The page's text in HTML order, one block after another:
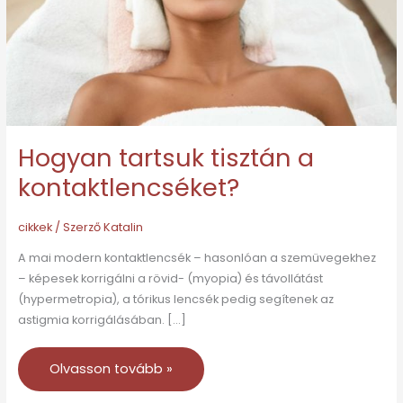
Hogyan tartsuk tisztán a
kontaktlencséket?
cikkek/ SzerzőKatalin
A mai modern kontaktlencsék – hasonlóan a szemüvegekhez
– képesek korrigálni a rövid- (myopia) és távollátást
(hypermetropia), a tórikus lencsék pedig segítenek az
astigmia korrigálásában. […]
Olvasson tovább »